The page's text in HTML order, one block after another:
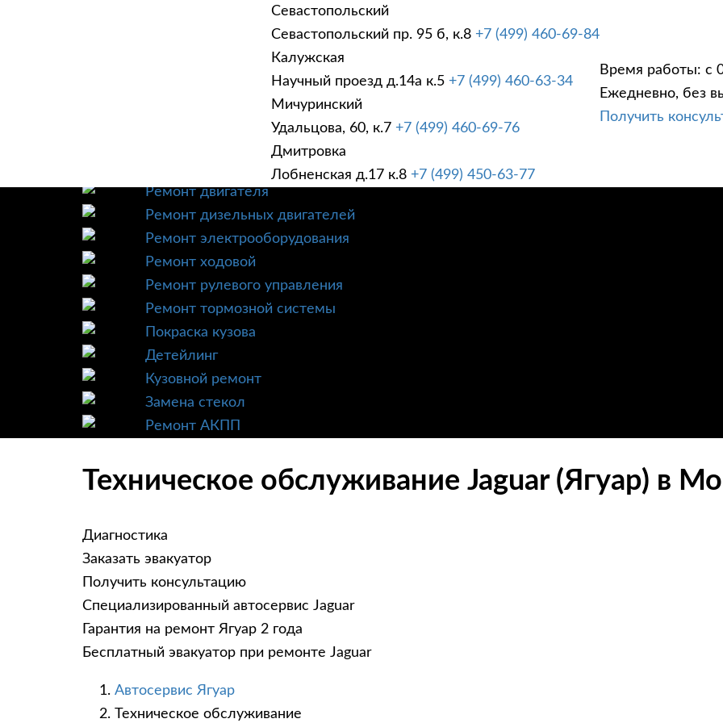
Севастопольский
Севастопольский пр. 95 б, к.8 +7 (499) 460-69-84
Калужская
Научный проезд д.14а к.5 +7 (499) 460-63-34
Мичуринский
Удальцова, 60, к.7 +7 (499) 460-69-76
Дмитровка
Лобненская д.17 к.8 +7 (499) 450-63-77
Время работы: с
Ежедневно, без
Получить
УСЛУГИ
Техническое обслуживание
Ремонт трансмиссии
Ремонт двигателя
Ремонт дизельных двигателей
Ремонт электрооборудования
Ремонт ходовой
Ремонт рулевого управления
Ремонт тормозной системы
Покраска кузова
Детейлинг
Кузовной ремонт
Замена стекол
Ремонт АКПП
Техническое обслуживание Jaguar (Ягуар) в
Диагностика
Заказать эвакуатор
Получить консультацию
Специализированный автосервис Jaguar
Гарантия на ремонт Ягуар 2 года
Бесплатный эвакуатор при ремонте Jaguar
Автосервис Ягуар
Техническое обслуживание